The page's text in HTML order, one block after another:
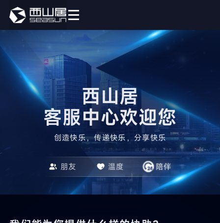
创造快乐，传递快乐，分享快乐
西山居
客服中心欢迎您
朋友 温度 陪伴